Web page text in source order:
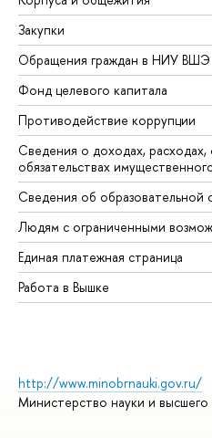
Закупки
Обращения граждан в НИУ ВШЭ
Фонд целевого капитала
Противодействие коррупции
Сведения о доходах,
обязательствах
Сведения об образовательной
Людям с ограниченными
Единая платежная страница
Работа в Вышке
http://www.minobrnauki.gov.ru/
Министерство науки и